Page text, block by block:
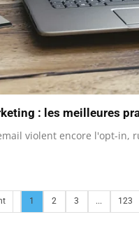
: les meilleures
violent encore l'opt-
1 2 3 ... 123